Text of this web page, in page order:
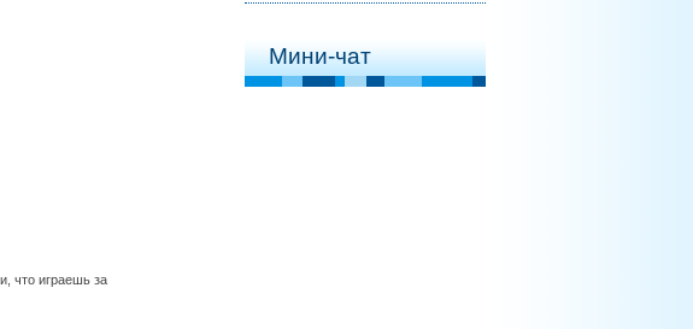
Мини-чат
что играешь за